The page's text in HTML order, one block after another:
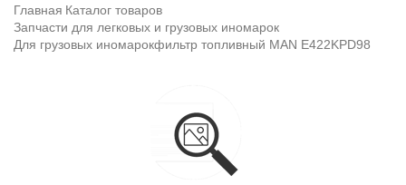
Главная Каталог товаров
Запчасти для легковых и грузовых иномарок
Для грузовых иномарокфильтр топливный MAN E422KPD98